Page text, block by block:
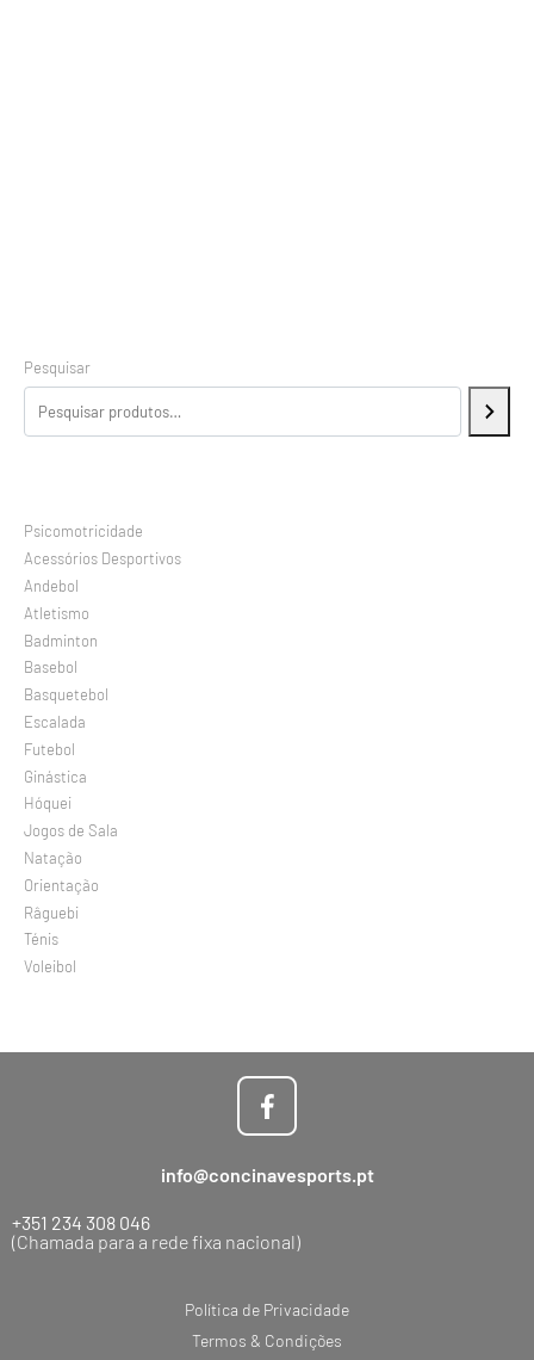
Pesquisar
Psicomotricidade
Acessórios Desportivos
Andebol
Atletismo
Badminton
Basebol
Basquetebol
Escalada
Futebol
Ginástica
Hóquei
Jogos de Sala
Natação
Orientação
Râguebi
Ténis
Voleibol
Política de Privacidade
Termos & Condições
info@concinavesports.pt
+351 234 308 046
(Chamada para a rede fixa nacional)